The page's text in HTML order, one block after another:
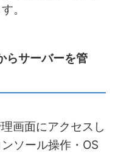
。
らサーバーを管
画面にアクセスし
ソール操作・OS